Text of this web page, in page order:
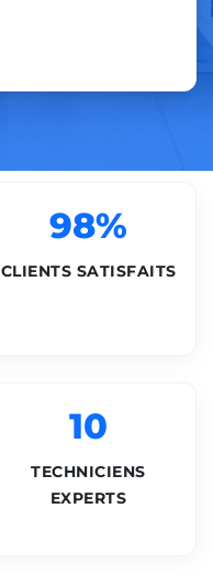
98%
CLIENTS SATISFAITS
10
TECHNICIENS
EXPERTS